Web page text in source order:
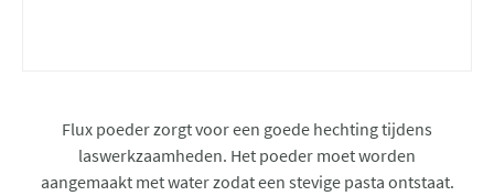
Flux poeder zorgt voor een goede hechting tijdens
laswerkzaamheden. Het poeder moet worden
aangemaakt met water zodat een stevige pasta ontstaat.